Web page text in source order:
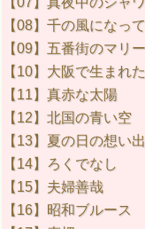
【08】千の風になって
【09】五番街のマリ
【10】大阪で生まれ
【11】真赤な太陽
【12】北国の青い空
【13】夏の日の想い出
【14】ろくでなし
【15】夫婦善哉
【16】昭和ブルース